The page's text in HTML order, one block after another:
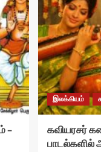
–
இலக்கியம்
கவியரசர்
பாடல்களில்